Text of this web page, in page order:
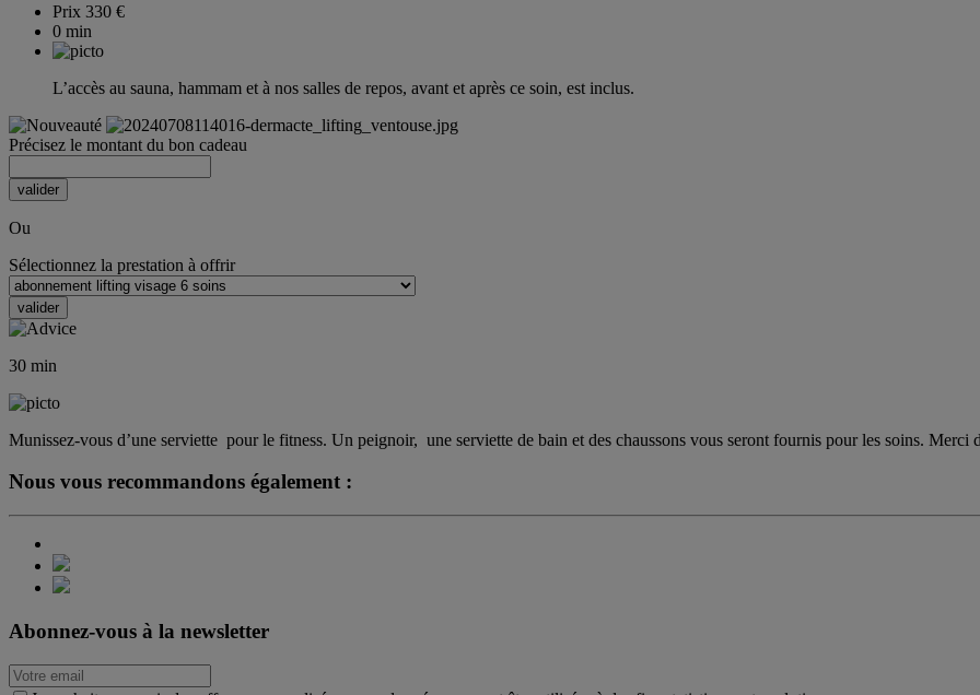
Prix 330 €
0 min
L’accès au sauna, hammam et à nos salles de repos, avant et après ce soin, est inclus.
Précisez le montant du bon cadeau
Ou
Sélectionnez la prestation à offrir
30 min
Munissez-vous d’une serviette ​ pour le fitness. Un peignoir, ​ une serviette de bain et des chaussons vous seront fournis pour les soins. Merci
Nous vous recommandons également :
Abonnez-vous à la newsletter